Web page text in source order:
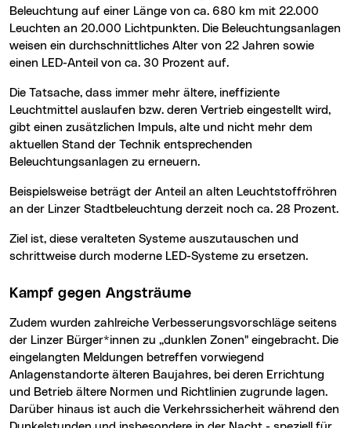
Beleuchtung auf einer Länge von ca. 680 km mit 22.000
Leuchten an 20.000 Lichtpunkten. Die Beleuchtungsanlagen
weisen ein durchschnittliches Alter von 22 Jahren sowie
einen LED-Anteil von ca. 30 Prozent auf.
Die Tatsache, dass immer mehr ältere, ineffiziente
Leuchtmittel auslaufen bzw. deren Vertrieb eingestellt wird,
gibt einen zusätzlichen Impuls, alte und nicht mehr dem
aktuellen Stand der Technik entsprechenden
Beleuchtungsanlagen zu erneuern.
Beispielsweise beträgt der Anteil an alten Leuchtstoffröhren
an der Linzer Stadtbeleuchtung derzeit noch ca. 28 Prozent.
Ziel ist, diese veralteten Systeme auszutauschen und
schrittweise durch moderne LED-Systeme zu ersetzen.
Kampf gegen Angsträume
Zudem wurden zahlreiche Verbesserungsvorschläge seitens
der Linzer Bürger*innen zu „dunklen Zonen" eingebracht. Die
eingelangten Meldungen betreffen vorwiegend
Anlagenstandorte älteren Baujahres, bei deren Errichtung
und Betrieb ältere Normen und Richtlinien zugrunde lagen.
Darüber hinaus ist auch die Verkehrssicherheit während den